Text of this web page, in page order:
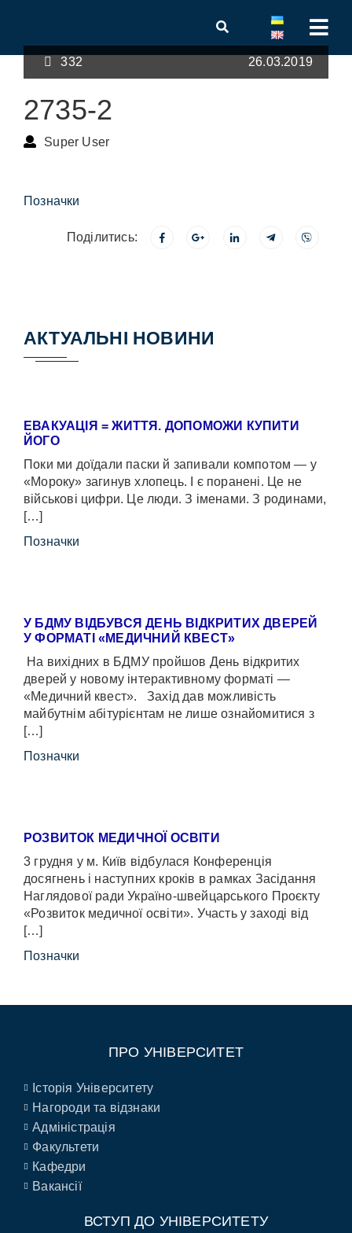
332 26.03.2019
2735-2
Super User
Позначки
Поділитись:
АКТУАЛЬНІ НОВИНИ
ЕВАКУАЦІЯ = ЖИТТЯ. ДОПОМОЖИ КУПИТИ
ЙОГО
Поки ми доїдали паски й запивали компотом — у
«Мороку» загинув хлопець. І є поранені. Це не
військові цифри. Це люди. З іменами. З родинами,
[…]
Позначки
У БДМУ ВІДБУВСЯ ДЕНЬ ВІДКРИТИХ ДВЕРЕЙ
У ФОРМАТІ «МЕДИЧНИЙ КВЕСТ»
На вихідних в БДМУ пройшов День відкритих
дверей у новому інтерактивному форматі —
«Медичний квест». Захід дав можливість
майбутнім абітурієнтам не лише ознайомитися з
[…]
Позначки
РОЗВИТОК МЕДИЧНОЇ ОСВІТИ
3 грудня у м. Київ відбулася Конференція
досягнень і наступних кроків в рамках Засідання
Наглядової ради Україно-швейцарського Проєкту
«Розвиток медичної освіти». Участь у заході від
[…]
Позначки
ПРО УНІВЕРСИТЕТ
Історія Університету
Нагороди та відзнаки
Адміністрація
Факультети
Кафедри
Вакансії
ВСТУП ДО УНІВЕРСИТЕТУ